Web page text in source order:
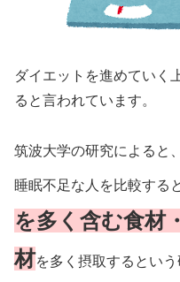
ダイエットを進めていく
ると言われています。
筑波大学の研究によると
睡眠不足な人を比較する
を多く含む食材
材を多く摂取するとい